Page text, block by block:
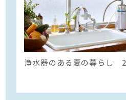
浄水器のある夏の暮らし 2